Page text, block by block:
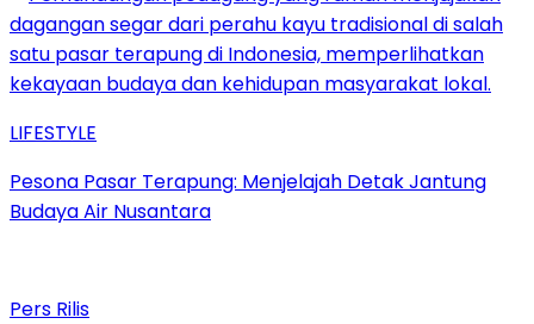
LIFESTYLE
Pesona Pasar Terapung: Menjelajah Detak Jantung
Budaya Air Nusantara
Pers Rilis